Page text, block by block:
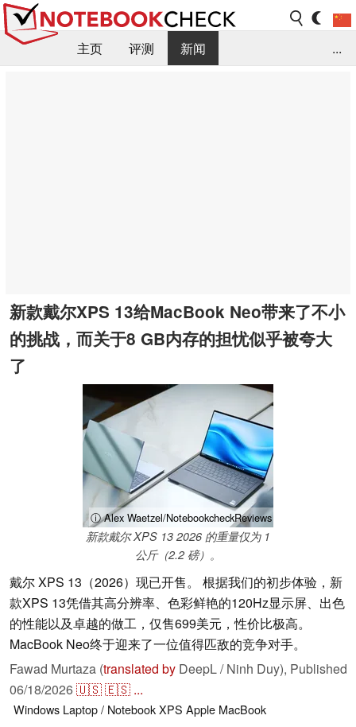
主页 评测
新闻
...
新款戴尔XPS 13给MacBook Neo带来了不小
的挑战，而关于8 GB内存的担忧似乎被夸大
了
ⓘ Alex Waetzel/NotebookcheckReviews
新款戴尔 XPS 13 2026 的重量仅为 1
公斤（2.2 磅）。
戴尔 XPS 13（2026）现已开售。 根据我们的初步体验，新
款XPS 13凭借其高分辨率、色彩鲜艳的120Hz显示屏、出色
的性能以及卓越的做工，仅售699美元，性价比极高。
MacBook Neo终于迎来了一位值得匹敌的竞争对手。
Fawad Murtaza (translated by DeepL / Ninh Duy), Published
06/18/2026🇺🇸🇪🇸 ...
Windows Laptop / NotebookXPS Apple MacBook